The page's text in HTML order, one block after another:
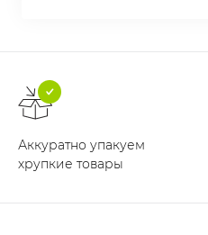
Аккуратно упакуем
хрупкие товары